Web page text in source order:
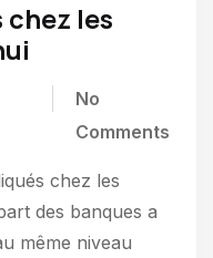
chez les
No
Comments
chez les
des banques a
même niveau